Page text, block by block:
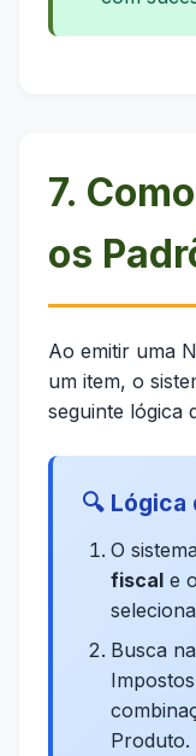
7.
os
Ao emitir uma
um item, o
seguinte lógica
🔍
O
fiscal e o
Busca
Produto.